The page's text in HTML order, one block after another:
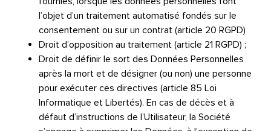
l’objet d’un traitement automatisé fondés sur le
consentement ou sur un contrat (article 20 RGPD)
Droit d’opposition au traitement (article 21 RGPD) ;
Droit de définir le sort des Données Personnelles
après la mort et de désigner (ou non) une personne
pour exécuter ces directives (article 85 Loi
Informatique et Libertés). En cas de décès et à
défaut d’instructions de l’Utilisateur, la Société